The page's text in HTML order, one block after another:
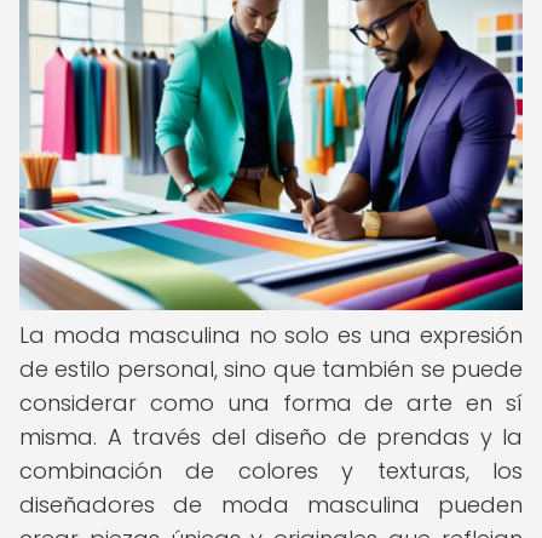
La moda masculina no solo es una expresión
de estilo personal, sino que también se puede
considerar como una forma de arte en sí
misma. A través del diseño de prendas y la
combinación de colores y texturas, los
diseñadores de moda masculina pueden